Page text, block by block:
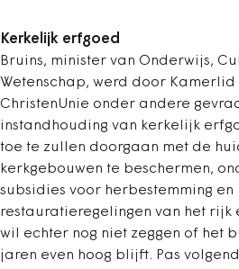
Kerkelijk erfgoed
Bruins, minister van Onderwijs,
Wetenschap, werd door Kamerlid
ChristenUnie onder andere
instandhouding van kerkelijk
toe te zullen doorgaan met de
kerkgebouwen te beschermen,
subsidies voor herbestemming en
restauratieregelingen van het rijk
wil echter nog niet zeggen of het
jaren even hoog blijft. Pas